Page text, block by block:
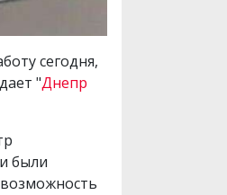
сегодня,
"Днепр
были